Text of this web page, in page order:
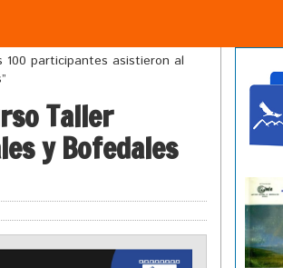
100 participantes asistieron al
Taller
y Bofedales